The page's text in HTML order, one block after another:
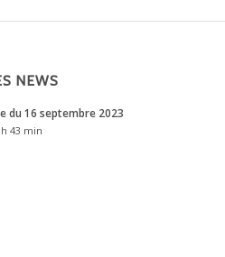
NEWS
du 16 septembre 2023
43 min